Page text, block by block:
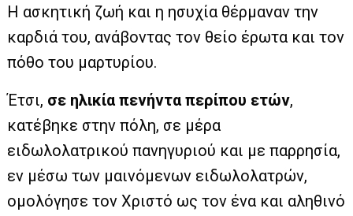
Η ασκητική ζωή και η ησυχία θέρμαναν την
καρδιά του, ανάβοντας τον θείο έρωτα και τον
πόθο του μαρτυρίου.
Έτσι, σε ηλικία πενήντα περίπου ετών,
κατέβηκε στην πόλη, σε μέρα
ειδωλολατρικού πανηγυριού και με παρρησία,
εν μέσω των μαινόμενων ειδωλολατρών,
ομολόγησε τον Χριστό ως τον ένα και αληθινό